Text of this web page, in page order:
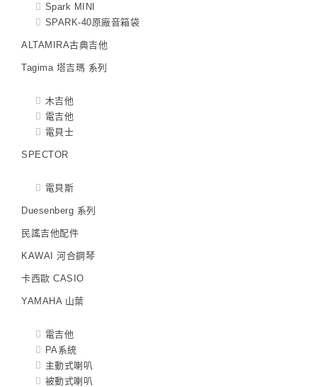
Spark MINI
SPARK-40原廠音箱袋
ALTAMIRA古典吉他
Tagima 塔吉瑪 系列
木吉他
電吉他
電貝士
SPECTOR
電貝斯
Duesenberg 系列
民謠吉他配件
KAWAI 河合鋼琴
卡西歐 CASIO
YAMAHA 山葉
電吉他
PA系統
主動式喇叭
被動式喇叭